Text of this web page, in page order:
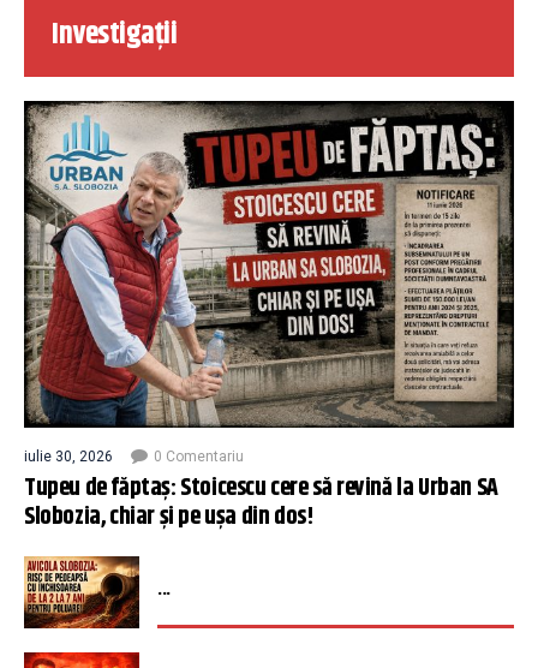
Investigații
iulie 30, 2026 0 Comentariu
Tupeu de făptaș: Stoicescu cere să revină la Urban SA
Slobozia, chiar și pe ușa din dos!
...